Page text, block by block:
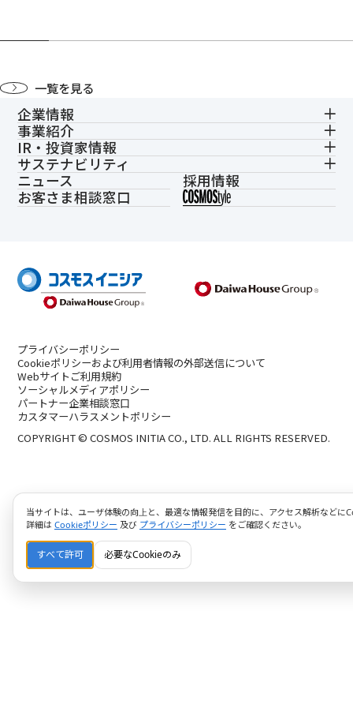
一覧を見る
企業情報
事業紹介
IR・投資家情報
サステナビリティ
ニュース
採用情報
お客さま相談窓口
プライバシーポリシー
Cookieポリシーおよび利用者情報の外部送信について
Webサイトご利用規約
ソーシャルメディアポリシー
パートナー企業相談窓口
カスタマーハラスメントポリシー
COPYRIGHT © COSMOS INITIA CO., LTD. ALL RIGHTS RESERVED.
当サイトは、ユーザ体験の向上と、最適な情報発信を目的に、アクセス解析などに
詳細は Cookieポリシー 及び プライバシーポリシー をご確認ください。
すべて許可 必要なCookieのみ